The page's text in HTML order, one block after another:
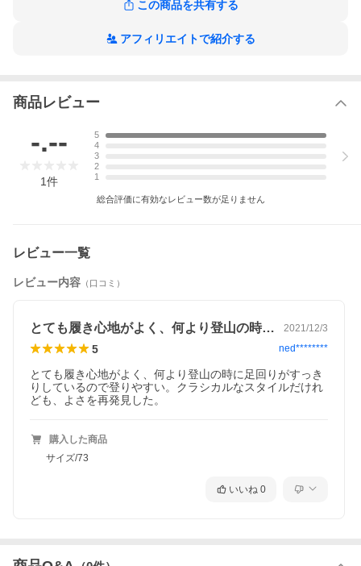
3500番霜降りストレッチグレー コットン素材の風合いとウール
した。
今有る在庫分が完売になり次第終了とさせていただきます。
ニッカボッカの股下について
身長165cmー180cmの方に合わせて作られています。
縦伸びタイプのコットンウールニッカポッカ
す。
この商品を共有する
アフィリエイトで紹介する
商品レビュー
-.--
1件
5
4
3
2
1
総合評価に有効なレビュー数が足りません
レビュー一覧
レビュー内容 （口コミ）
とても履き心地がよく、何より登山の時に… 2021/12/3
5 ned********
とても履き心地がよく、何より登山の時に足回りがすっき
りしているので登りやすい。クラシカルなスタイルだけれ
ども、よさを再発見した。
購入した商品
サイズ/73
いいね 0